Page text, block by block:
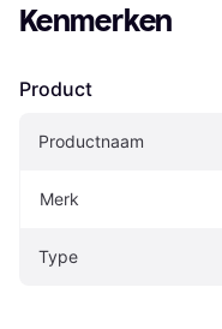
Kenmerken
Product
Productnaam
Merk
Type